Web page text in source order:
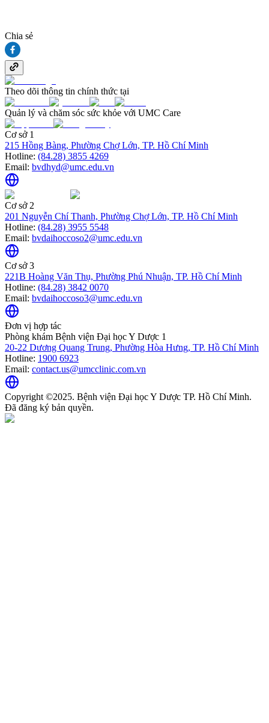
Chia sẻ
Theo dõi thông tin chính thức tại
Quản lý và chăm sóc sức khỏe với UMC Care
Cơ sở 1
215 Hồng Bàng, Phường Chợ Lớn, TP. Hồ Chí Minh
Hotline: (84.28) 3855 4269
Email: bvdhyd@umc.edu.vn
Cơ sở 2
201 Nguyễn Chí Thanh, Phường Chợ Lớn, TP. Hồ Chí Minh
Hotline: (84.28) 3955 5548
Email: bvdaihoccoso2@umc.edu.vn
Cơ sở 3
221B Hoàng Văn Thụ, Phường Phú Nhuận, TP. Hồ Chí Minh
Hotline: (84.28) 3842 0070
Email: bvdaihoccoso3@umc.edu.vn
Đơn vị hợp tác
Phòng khám Bệnh viện Đại học Y Dược 1
20-22 Dương Quang Trung, Phường Hòa Hưng, TP. Hồ Chí Minh
Hotline: 1900 6923
Email: contact.us@umcclinic.com.vn
Copyright ©2025. Bệnh viện Đại học Y Dược TP. Hồ Chí Minh.
Đã đăng ký bản quyền.